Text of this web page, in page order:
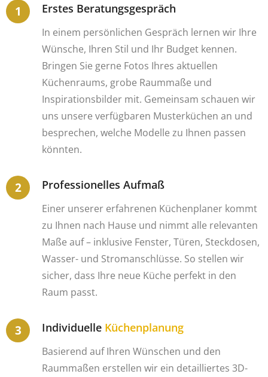
Erstes Beratungsgespräch
In einem persönlichen Gespräch lernen wir Ihre
Wünsche, Ihren Stil und Ihr Budget kennen.
Bringen Sie gerne Fotos Ihres aktuellen
Küchenraums, grobe Raummaße und
Inspirationsbilder mit. Gemeinsam schauen wir
uns unsere verfügbaren Musterküchen an und
besprechen, welche Modelle zu Ihnen passen
könnten.
Professionelles Aufmaß
Einer unserer erfahrenen Küchenplaner kommt
zu Ihnen nach Hause und nimmt alle relevanten
Maße auf – inklusive Fenster, Türen, Steckdosen,
Wasser- und Stromanschlüsse. So stellen wir
sicher, dass Ihre neue Küche perfekt in den
Raum passt.
Individuelle Küchenplanung
Basierend auf Ihren Wünschen und den
Raummaßen erstellen wir ein detailliertes 3D-